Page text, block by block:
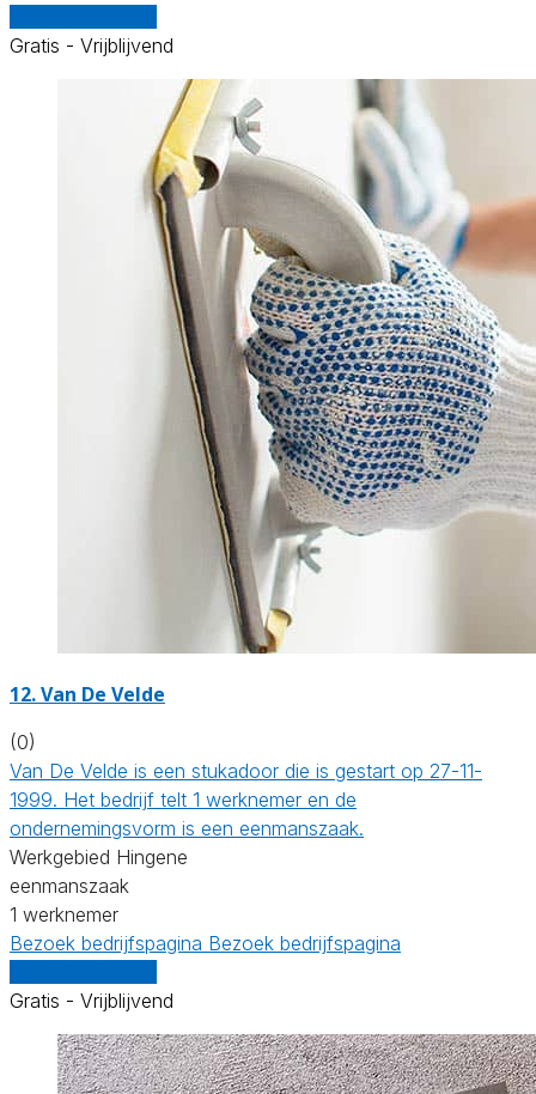
Gratis - Vrijblijvend
12. Van De Velde
(0)
Van De Velde is een stukadoor die is gestart op 27-11-
1999. Het bedrijf telt 1 werknemer en de
ondernemingsvorm is een eenmanszaak.
Werkgebied Hingene
eenmanszaak
1 werknemer
Bezoek bedrijfspagina Bezoek bedrijfspagina
Gratis - Vrijblijvend